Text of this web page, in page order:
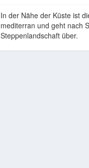
In der Nähe der Küste ist
mediterran und geht nach
Steppenlandschaft über.